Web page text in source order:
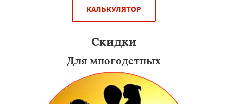
КАЛЬКУЛЯТОР
Скидки
Для многодетных